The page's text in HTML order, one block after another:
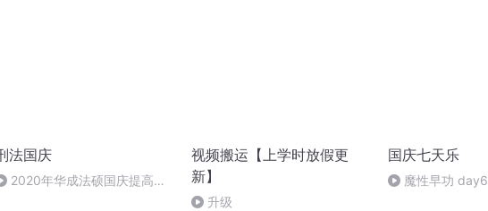
法国庆
2020年华成法硕国庆提高班
视频搬运【上学时放假更
新】
升级
国庆七天乐
魔性早功 day6